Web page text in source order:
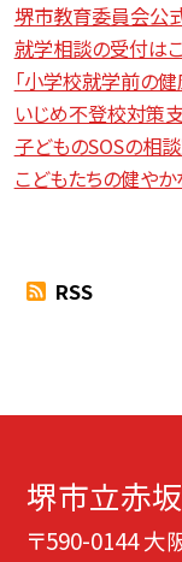
堺市教育委員会公
就学相談の受付は
「小学校就学前の
いじめ不登校対策
子どものSOSの相
こどもたちの健や
RSS
堺市立赤
〒590-0144 大